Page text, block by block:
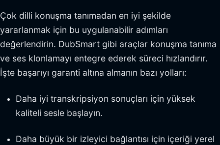
Çok dilli konuşma tanımadan en iyi şekilde
yararlanmak için bu uygulanabilir adımları
değerlendirin. DubSmart gibi araçlar konuşma tanıma
ve ses klonlamayı entegre ederek süreci hızlandırır.
İşte başarıyı garanti altına almanın bazı yolları:
Daha iyi transkripsiyon sonuçları için yüksek
kaliteli sesle başlayın.
Daha büyük bir izleyici bağlantısı için içeriği yerel